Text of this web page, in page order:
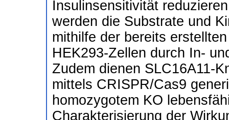
Insulinsensitivität
werden die Substrate und
mithilfe der bereits
HEK293-Zellen durch In-
Zudem dienen SLC16A11-
mittels CRISPR/Cas9
homozygotem KO
Charakterisierung der